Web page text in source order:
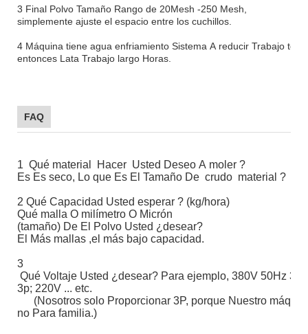
3 Final Polvo Tamaño Rango de 20Mesh -250 Mesh,
simplemente ajuste el espacio entre los cuchillos.
4 Máquina tiene agua enfriamiento Sistema A reducir Trabajo
entonces Lata Trabajo largo Horas.
FAQ
1 Qué material Hacer Usted Deseo A moler ?
Es Es seco, Lo que Es El Tamaño De crudo material ?
2 Qué Capacidad Usted esperar ? (kg/hora)
Qué malla O milímetro O Micrón
(tamaño) De El Polvo Usted ¿desear?
El Más mallas ,el más bajo capacidad.
3
Qué Voltaje Usted ¿desear? Para ejemplo, 380V 50Hz 3p;
3p; 220V ... etc.
(Nosotros solo Proporcionar 3P, porque Nuestro
no Para familia.)